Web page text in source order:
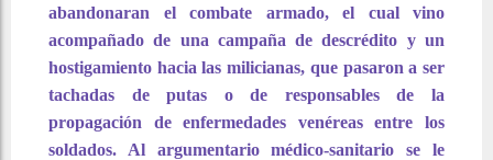
abandonaran el combate armado, el cual vino
acompañado de una campaña de descrédito y un
hostigamiento hacia las milicianas, que pasaron a ser
tachadas de putas o de responsables de la
propagación de enfermedades venéreas entre los
soldados. Al argumentario médico-sanitario se le